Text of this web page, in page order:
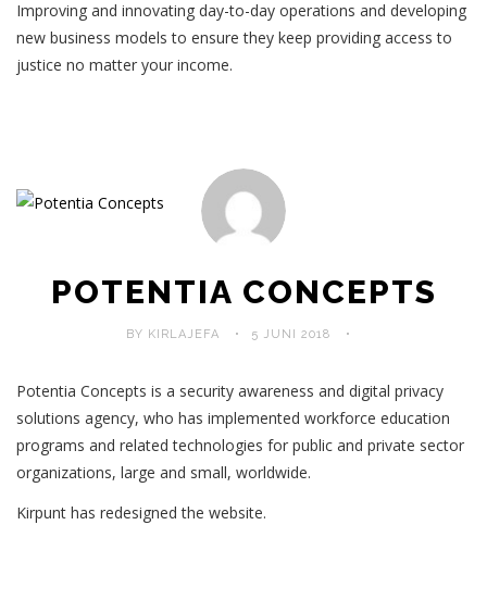
Improving and innovating day-to-day operations and developing
new business models to ensure they keep providing access to
justice no matter your income.
POTENTIA CONCEPTS
BY KIRLAJEFA 5 JUNI 2018
Potentia Concepts is a security awareness and digital privacy
solutions agency, who has implemented workforce education
programs and related technologies for public and private sector
organizations, large and small, worldwide.
Kirpunt has redesigned the website.